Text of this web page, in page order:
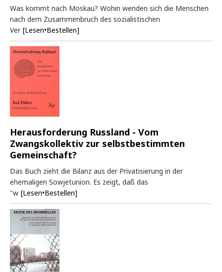
Was kommt nach Moskau? Wohin wenden sich die Menschen
nach dem Zusammenbruch des sozialistischen
Ver [Lesen•Bestellen]
Herausforderung Russland - Vom
Zwangskollektiv zur selbstbestimmten
Gemeinschaft?
Das Buch zieht die Bilanz aus der Privatisierung in der
ehemaligen Sowjetunion. Es zeigt, daß das
"w [Lesen•Bestellen]